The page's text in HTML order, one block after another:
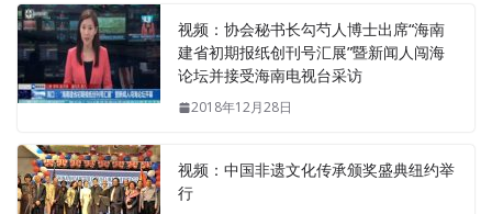
视频：协会秘书长勾芍人博士出席“海南
建省初期报纸创刊号汇展”暨新闻人闯海
论坛并接受海南电视台采访
2018年12月28日
视频：中国非遗文化传承颁奖盛典纽约举
行